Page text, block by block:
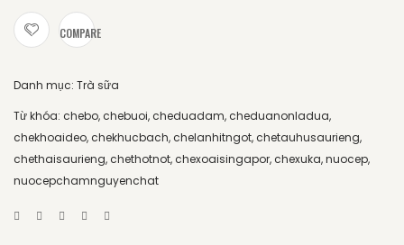
COMPARE
Danh mục: Trà sữa
Từ khóa: chebo, chebuoi, cheduadam, cheduanonladua,
chekhoaideo, chekhucbach, chelanhitngot, chetauhusaurieng,
chethaisaurieng, chethotnot, chexoaisingapor, chexuka,nuocep,
nuocepchamnguyenchat